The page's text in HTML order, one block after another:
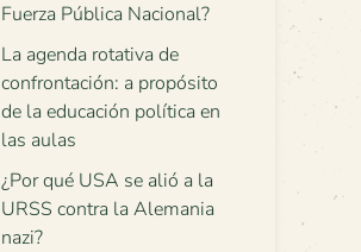
Fuerza Pública Nacional?
La agenda rotativa de
confrontación: a propósito
de la educación política en
las aulas
¿Por qué USA se alió a la
URSS contra la Alemania
nazi?